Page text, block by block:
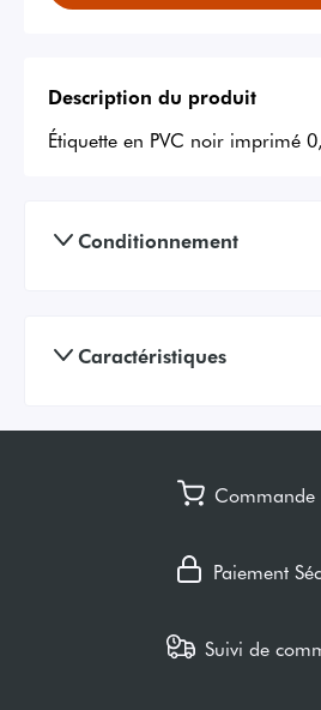
Description du produit
Étiquette en PVC noir imprimé
Conditionnement
Caractéristiques
Paiement
Suivi de